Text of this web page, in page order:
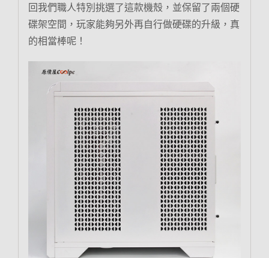
回我們職人特別挑選了這款機殼，並保留了兩個硬
碟架空間，玩家能夠另外再自行做硬碟的升級，真
的相當棒呢！